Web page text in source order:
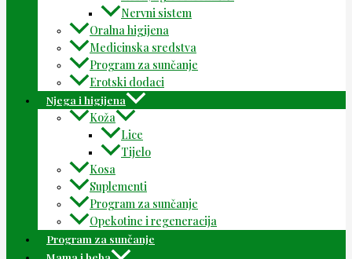
Nervni sistem
Oralna higijena
Medicinska sredstva
Program za sunčanje
Erotski dodaci
Njega i higijena
Koža
Lice
Tijelo
Kosa
Suplementi
Program za sunčanje
Opekotine i regeneracija
Program za sunčanje